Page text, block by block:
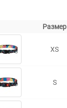
Размер
XS
S